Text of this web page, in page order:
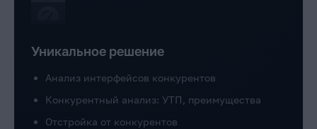
Уникальное решение
Анализ интерфейсов конкурентов
Конкурентный анализ: УТП, преимущества
Отстройка от конкурентов